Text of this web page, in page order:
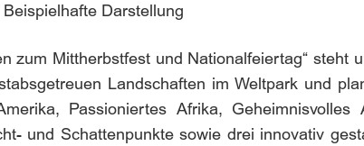
Beispielhafte Darstellung
zum Mittherbstfest und Nationalfeiertag“ steht
Landschaften im Weltpark und
Passioniertes Afrika,
und Schattenpunkte sowie drei innovativ